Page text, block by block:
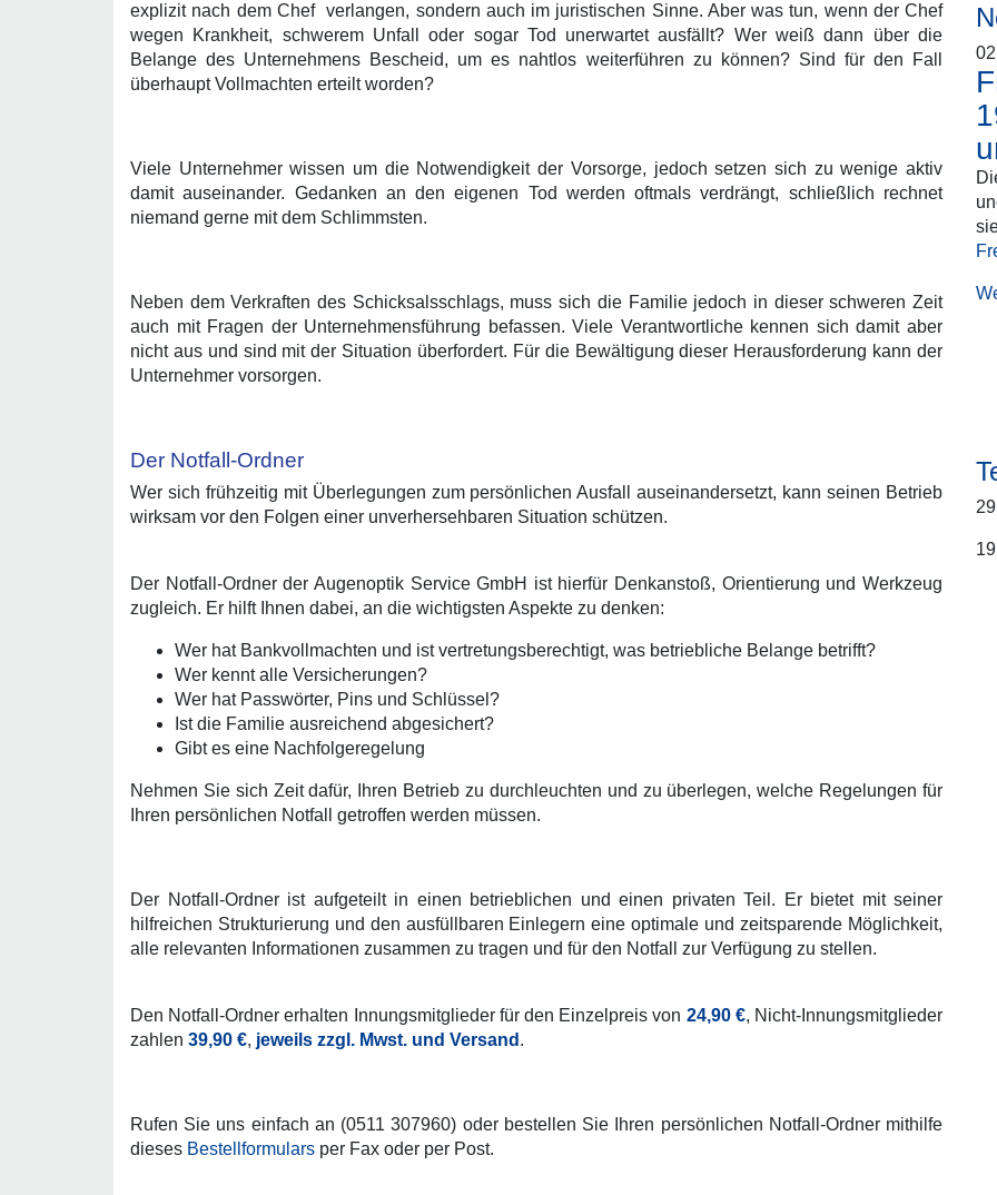
explizit nach dem Chef verlangen, sondern auch im juristischen Sinne. Aber was tun, wenn der Chef
wegen Krankheit, schwerem Unfall oder sogar Tod unerwartet ausfällt? Wer weiß dann über die
Belange des Unternehmens Bescheid, um es nahtlos weiterführen zu können? Sind für den Fall
überhaupt Vollmachten erteilt worden?
Viele Unternehmer wissen um die Notwendigkeit der Vorsorge, jedoch setzen sich zu wenige aktiv
damit auseinander. Gedanken an den eigenen Tod werden oftmals verdrängt, schließlich rechnet
niemand gerne mit dem Schlimmsten.
Neben dem Verkraften des Schicksalsschlags, muss sich die Familie jedoch in dieser schweren Zeit
auch mit Fragen der Unternehmensführung befassen. Viele Verantwortliche kennen sich damit aber
nicht aus und sind mit der Situation überfordert. Für die Bewältigung dieser Herausforderung kann der
Unternehmer vorsorgen.
Der Notfall-Ordner
Wer sich frühzeitig mit Überlegungen zum persönlichen Ausfall auseinandersetzt, kann seinen Betrieb
wirksam vor den Folgen einer unverhersehbaren Situation schützen.
Der Notfall-Ordner der Augenoptik Service GmbH ist hierfür Denkanstoß, Orientierung und Werkzeug
zugleich. Er hilft Ihnen dabei, an die wichtigsten Aspekte zu denken:
Wer hat Bankvollmachten und ist vertretungsberechtigt, was betriebliche Belange betrifft?
Wer kennt alle Versicherungen?
Wer hat Passwörter, Pins und Schlüssel?
Ist die Familie ausreichend abgesichert?
Gibt es eine Nachfolgeregelung
Nehmen Sie sich Zeit dafür, Ihren Betrieb zu durchleuchten und zu überlegen, welche Regelungen für
Ihren persönlichen Notfall getroffen werden müssen.
Der Notfall-Ordner ist aufgeteilt in einen betrieblichen und einen privaten Teil. Er bietet mit seiner
hilfreichen Strukturierung und den ausfüllbaren Einlegern eine optimale und zeitsparende Möglichkeit,
alle relevanten Informationen zusammen zu tragen und für den Notfall zur Verfügung zu stellen.
Den Notfall-Ordner erhalten Innungsmitglieder für den Einzelpreis von 24,90 €, Nicht-Innungsmitglieder
zahlen 39,90 €, jeweils zzgl. Mwst. und Versand .
Rufen Sie uns einfach an (0511 307960) oder bestellen Sie Ihren persönlichen Notfall-Ordner mithilfe
dieses Bestellformulars per Fax oder per Post.